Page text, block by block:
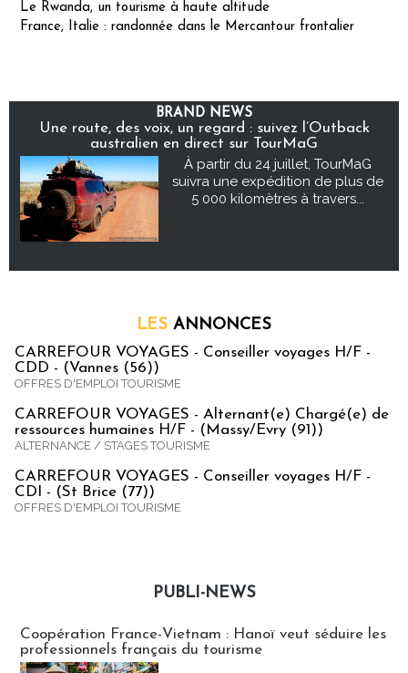
Le Rwanda, un tourisme à haute altitude
France, Italie : randonnée dans le Mercantour frontalier
BRAND NEWS
Une route, des voix, un regard : suivez l’Outback
australien en direct sur TourMaG
À partir du 24 juillet, TourMaG
suivra une expédition de plus de
5 000 kilomètres à travers...
LES ANNONCES
CARREFOUR VOYAGES - Conseiller voyages H/F -
CDD - (Vannes (56))
OFFRES D'EMPLOI TOURISME
CARREFOUR VOYAGES - Alternant(e) Chargé(e) de
ressources humaines H/F - (Massy/Evry (91))
ALTERNANCE / STAGES TOURISME
CARREFOUR VOYAGES - Conseiller voyages H/F -
CDI - (St Brice (77))
OFFRES D'EMPLOI TOURISME
PUBLI-NEWS
Coopération France-Vietnam : Hanoï veut séduire les
professionnels français du tourisme